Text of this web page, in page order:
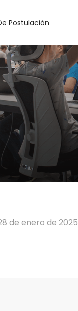
Postulación
de enero de 2025